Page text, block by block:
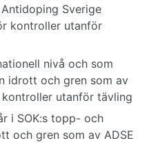
Sverige
kontroller utanför
nivå och som
idrott och gren som av
utanför tävling
i SOK:s topp- och
och gren som av ADSE